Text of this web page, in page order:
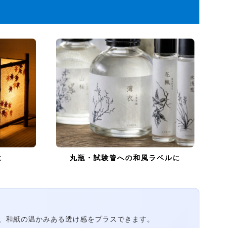
丸瓶・試験管への和風ラベルに
紙の温かみある透け感をプラスできます。